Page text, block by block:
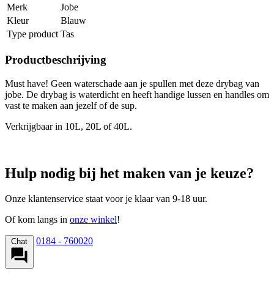
Merk
Jobe
Kleur
Blauw
Type product Tas
Productbeschrijving
Must have! Geen waterschade aan je spullen met deze drybag van
jobe. De drybag is waterdicht en heeft handige lussen en handles om
vast te maken aan jezelf of de sup.
Verkrijgbaar in 10L, 20L of 40L.
Hulp nodig bij het maken van je keuze?
Onze klantenservice staat voor je klaar van 9-18 uur.
Of kom langs in onze winkel!
Chat 0184 - 760020